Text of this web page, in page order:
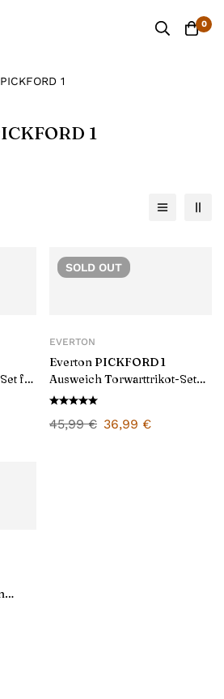
0
PICKFORD 1
1
für
SOLD OUT
EVERTON
Everton PICKFORD 1
Ausweich Torwarttrikot-Set
für Kinder 2025/26
45,99€ 36,99 €